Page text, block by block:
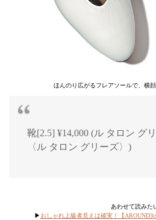
ほんのり広がるフレアソールで、横
靴[2.5] ¥14,000 (ル タロン グ
〈ル タロン グリーズ〉)
あわせて読みた
▶︎ おしゃれ上級者見えは確実！【